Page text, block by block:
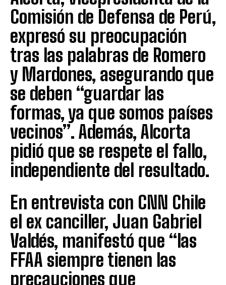
Comisión de Defensa de Perú,
expresó su preocupación
tras las palabras de Romero
y Mardones, asegurando que
se deben “guardar las
formas, ya que somos países
vecinos”. Además, Alcorta
pidió que se respete el fallo,
independiente del resultado.
En entrevista con CNN Chile
el ex canciller, Juan Gabriel
Valdés, manifestó que “las
FFAA siempre tienen las
precauciones que